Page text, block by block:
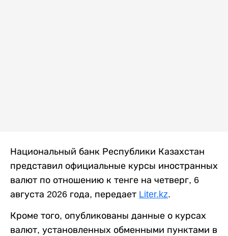
Национальный банк Республики Казахстан
представил официальные курсы иностранных
валют по отношению к тенге на четверг, 6
августа 2026 года, передает Liter.kz.
Кроме того, опубликованы данные о курсах
валют, установленных обменными пунктами в